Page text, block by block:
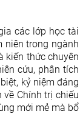
các lớp học tài
niên trong ngành
kiến thức chuyên
cứu, phân tích
kỷ niệm đáng
Chính trị chiếu
mới mẻ mà bổ